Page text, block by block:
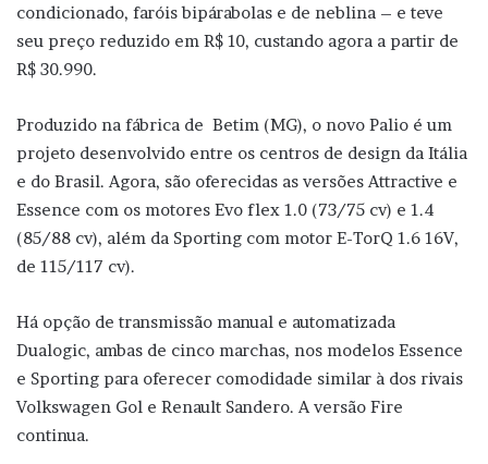
condicionado, faróis bipárabolas e de neblina – e teve
seu preço reduzido em R$ 10, custando agora a partir de
R$ 30.990.
Produzido na fábrica de Betim (MG), o novo Palio é um
projeto desenvolvido entre os centros de design da Itália
e do Brasil. Agora, são oferecidas as versões Attractive e
Essence com os motores Evo flex 1.0 (73/75 cv) e 1.4
(85/88 cv), além da Sporting com motor E-TorQ 1.6 16V,
de 115/117 cv).
Há opção de transmissão manual e automatizada
Dualogic, ambas de cinco marchas, nos modelos Essence
e Sporting para oferecer comodidade similar à dos rivais
Volkswagen Gol e Renault Sandero. A versão Fire
continua.